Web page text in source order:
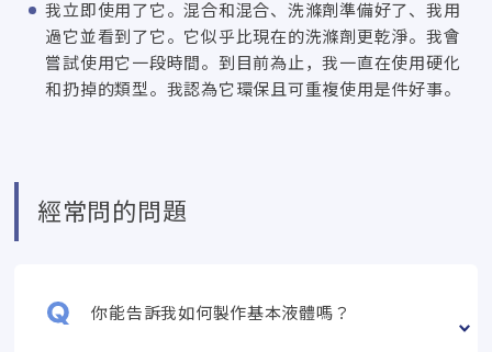
我立即使用了它。混合和混合、洗滌劑準備好了、我用
過它並看到了它。它似乎比現在的洗滌劑更乾淨。我會
嘗試使用它一段時間。到目前為止，我一直在使用硬化
和扔掉的類型。我認為它環保且可重複使用是件好事。
經常問的問題
你能告訴我如何製作基本液體嗎？